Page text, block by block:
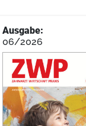
Ausgabe:
06/2026